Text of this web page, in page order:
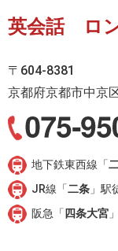
英会話 ロ
〒604-8381
京都府京都市中京
地下鉄東西線「
JR線「二条 」駅
阪急「 四条大宮